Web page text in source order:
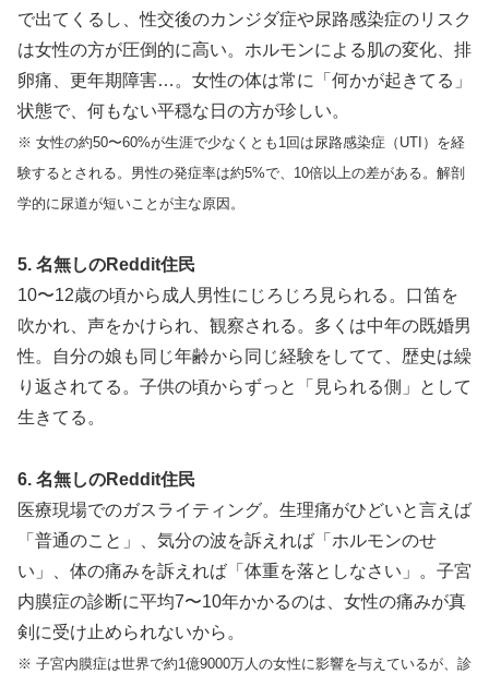
で出てくるし、性交後のカンジダ症や尿路感染症のリスク
は女性の方が圧倒的に高い。ホルモンによる肌の変化、排
卵痛、更年期障害…。女性の体は常に「何かが起きてる」
状態で、何もない平穏な日の方が珍しい。
※ 女性の約50〜60%が生涯で少なくとも1回は尿路感染症（UTI）を経
験するとされる。男性の発症率は約5%で、10倍以上の差がある。解剖
学的に尿道が短いことが主な原因。
5. 名無しのReddit住民
10〜12歳の頃から成人男性にじろじろ見られる。口笛を
吹かれ、声をかけられ、観察される。多くは中年の既婚男
性。自分の娘も同じ年齢から同じ経験をしてて、歴史は繰
り返されてる。子供の頃からずっと「見られる側」として
生きてる。
6. 名無しのReddit住民
医療現場でのガスライティング。生理痛がひどいと言えば
「普通のこと」、気分の波を訴えれば「ホルモンのせ
い」、体の痛みを訴えれば「体重を落としなさい」。子宮
内膜症の診断に平均7〜10年かかるのは、女性の痛みが真
剣に受け止められないから。
※ 子宮内膜症は世界で約1億9000万人の女性に影響を与えているが、診